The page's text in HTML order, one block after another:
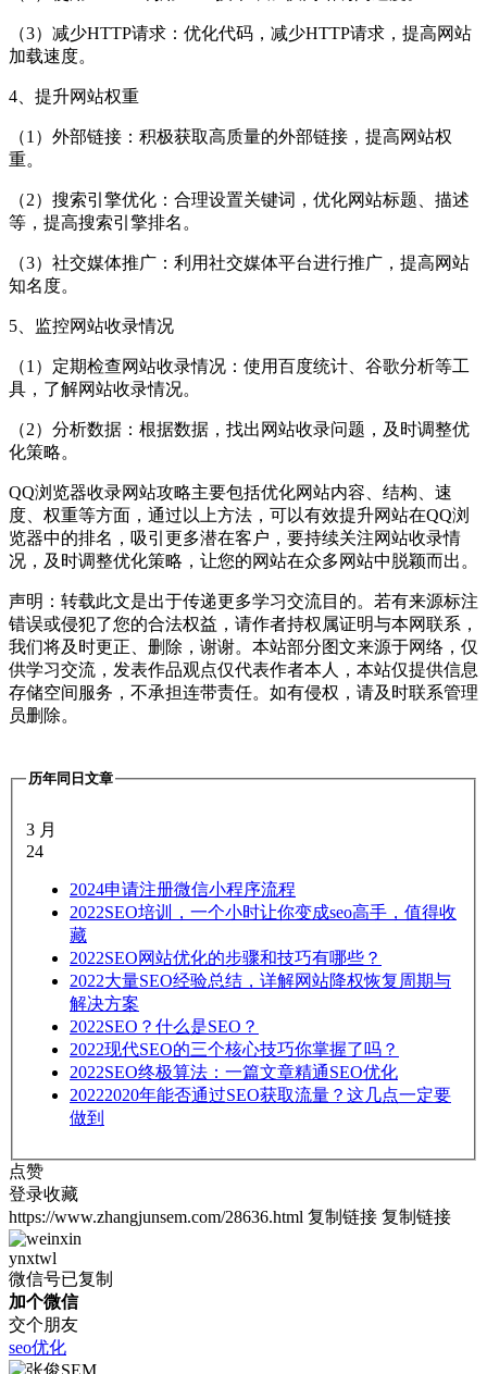
（3）减少HTTP请求：优化代码，减少HTTP请求，提高网站
加载速度。
4、提升网站权重
（1）外部链接：积极获取高质量的外部链接，提高网站权
重。
（2）搜索引擎优化：合理设置关键词，优化网站标题、描述
等，提高搜索引擎排名。
（3）社交媒体推广：利用社交媒体平台进行推广，提高网站
知名度。
5、监控网站收录情况
（1）定期检查网站收录情况：使用百度统计、谷歌分析等工
具，了解网站收录情况。
（2）分析数据：根据数据，找出网站收录问题，及时调整优
化策略。
QQ浏览器收录网站攻略主要包括优化网站内容、结构、速
度、权重等方面，通过以上方法，可以有效提升网站在QQ浏
览器中的排名，吸引更多潜在客户，要持续关注网站收录情
况，及时调整优化策略，让您的网站在众多网站中脱颖而出。
声明：转载此文是出于传递更多学习交流目的。若有来源标注
错误或侵犯了您的合法权益，请作者持权属证明与本网联系，
我们将及时更正、删除，谢谢。本站部分图文来源于网络，仅
供学习交流，发表作品观点仅代表作者本人，本站仅提供信息
存储空间服务，不承担连带责任。如有侵权，请及时联系管理
员删除。
历年同日文章
3 月
24
2024申请注册微信小程序流程
2022SEO培训，一个小时让你变成seo高手，值得收
藏
2022SEO网站优化的步骤和技巧有哪些？
2022大量SEO经验总结，详解网站降权恢复周期与
解决方案
2022SEO？什么是SEO？
2022现代SEO的三个核心技巧你掌握了吗？
2022SEO终极算法：一篇文章精通SEO优化
20222020年能否通过SEO获取流量？这几点一定要
做到
点赞
登录收藏
https://www.zhangjunsem.com/28636.html 复制链接 复制链接
ynxtwl
微信号已复制
加个微信
交个朋友
seo优化